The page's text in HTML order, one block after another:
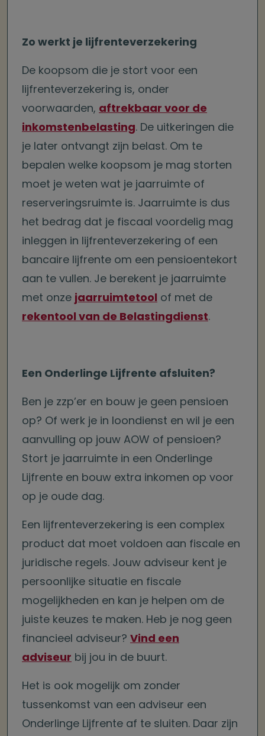
Zo werkt je lijfrenteverzekering
De koopsom die je stort voor een
lijfrenteverzekering is, onder
voorwaarden, aftrekbaar voor de
inkomstenbelasting. De uitkeringen die
je later ontvangt zijn belast. Om te
bepalen welke koopsom je mag storten
moet je weten wat je jaarruimte of
reserveringsruimte is. Jaarruimte is dus
het bedrag dat je fiscaal voordelig mag
inleggen in lijfrenteverzekering of een
bancaire lijfrente om een pensioentekort
aan te vullen. Je berekent je jaarruimte
met onze jaarruimtetool of met de
rekentool van de Belastingdienst.
Een Onderlinge Lijfrente afsluiten?
Ben je zzp’er en bouw je geen pensioen
op? Of werk je in loondienst en wil je een
aanvulling op jouw AOW of pensioen?
Stort je jaarruimte in een Onderlinge
Lijfrente en bouw extra inkomen op voor
op je oude dag.
Een lijfrenteverzekering is een complex
product dat moet voldoen aan fiscale en
juridische regels. Jouw adviseur kent je
persoonlijke situatie en fiscale
mogelijkheden en kan je helpen om de
juiste keuzes te maken. Heb je nog geen
financieel adviseur? Vind een
adviseur bij jou in de buurt.
Het is ook mogelijk om zonder
tussenkomst van een adviseur een
Onderlinge Lijfrente af te sluiten. Daar zijn